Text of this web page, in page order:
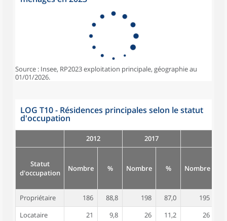
Source : Insee, RP2023 exploitation principale, géographie au
01/01/2026.
LOG T10 - Résidences principales selon le statut
d'occupation
2012 2017
Statut
d'occupation
Nombre % Nombre % Nombre
Propriétaire 186 88,8 198 87,0 195
Locataire
21 9,8 26 11,2 26